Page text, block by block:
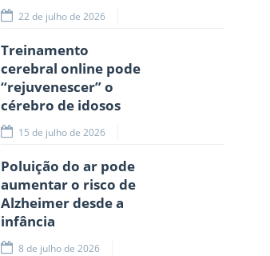
22 de julho de 2026
Treinamento
cerebral online pode
“rejuvenescer” o
cérebro de idosos
15 de julho de 2026
Poluição do ar pode
aumentar o risco de
Alzheimer desde a
infância
8 de julho de 2026